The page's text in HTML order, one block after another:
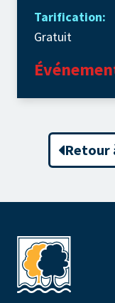
Tarification:
Gratuit
Retour